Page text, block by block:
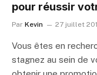
pour réussir
Par Kevin 27 juillet
Vous êtes en
stagnez au sein de